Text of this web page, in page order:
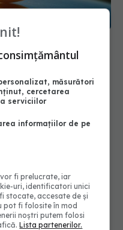
măsurători
cercetarea
serviciilor
informațiilor de pe
fi prelucrate, iar
uri, identificatori unici
stocate, accesate de și
pot fi folosite în mod
noștri putem folosi
Lista partenerilor.